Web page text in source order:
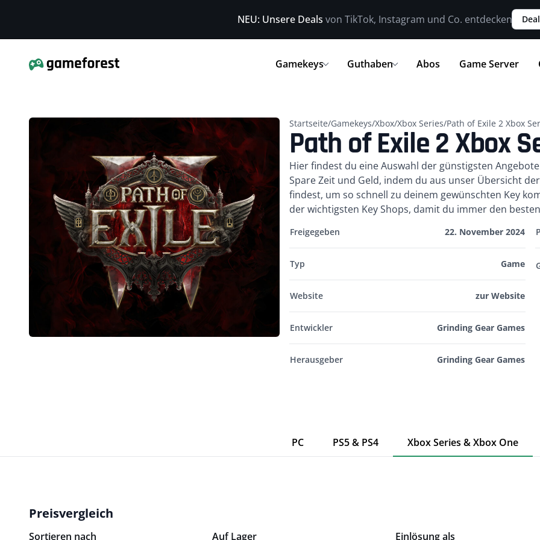
NEU: Unsere Deals von TikTok, Instagram und Co. entdecken
Gamekeys Guthaben Abos Game Server
Startseite/Gamekeys/Xbox/Xbox Series/Path of Exile 2 Xbox
Path of Exile 2 Xbox
Kurzbeschreibung
Hier findest du eine Auswahl der günstigsten
Spare Zeit und Geld, indem du aus unser Übersicht
findest, um so schnell zu deinem gewünschten Key
der wichtigsten Key Shops, damit du immer den
Freigegeben 22. November 2024
Typ Game
Website zur Website
Entwickler Grinding Gear Games
Herausgeber Grinding Gear Games
PC PS5 & PS4 Xbox Series & Xbox One
Preisvergleich
Sortieren nach Auf Lager Einlösung als